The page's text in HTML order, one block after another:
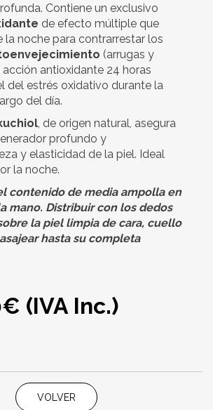
Contiene un exclusivo
de efecto múltiple que
la noche para contrarrestar los
(arrugas y
acción antioxidante 24 horas
del estrés oxidativo durante la
del día.
, de origen natural, asegura
profundo y
y elasticidad de la piel. Ideal
la noche.
contenido de media ampolla en
mano. Distribuir con los dedos
la piel limpia de cara, cuello
hasta su completa
€ (IVA Inc.)
VOLVER